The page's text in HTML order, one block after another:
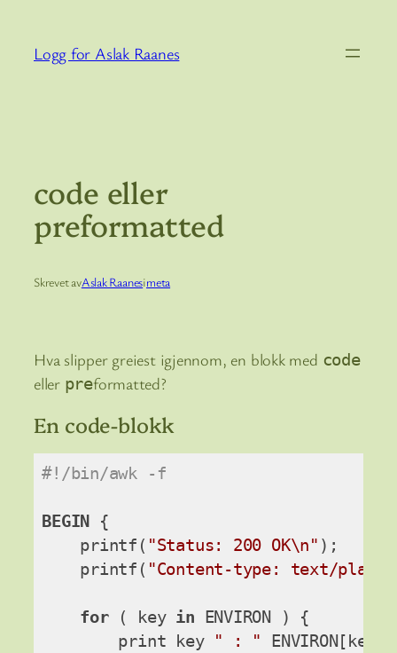
innhold
Logg for Aslak Raanes
code eller
preformatted
Skrevet avAslak Raanesimeta
Hva slipper greiest igjennom, en blokk med code
eller preformatted?
En code-blokk
#!/bin/awk -f
BEGIN {
    printf(
"Status: 200 OK\n" );
    printf(
"Content-type: text/
for ( key in ENVIRON ) {
        print key
" : "
ENVIRON[key];